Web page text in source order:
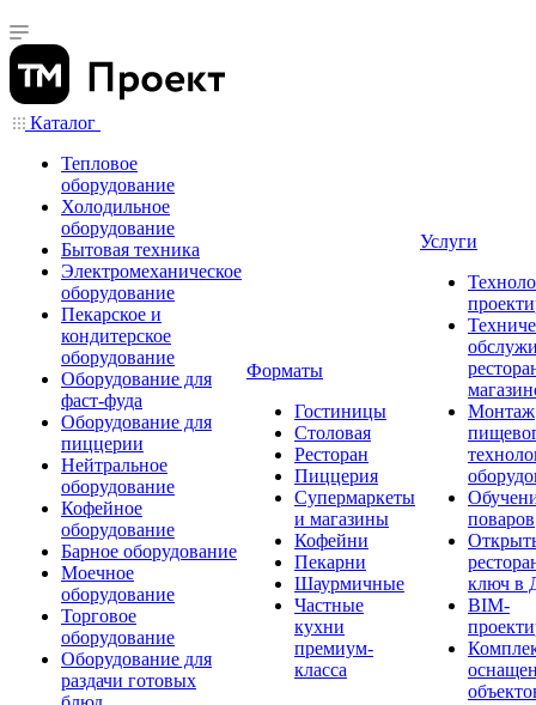
Каталог
Тепловое
оборудование
Холодильное
оборудование
Бытовая техника
Электромеханическое
оборудование
Пекарское и
кондитерское
оборудование
Оборудование для
фаст-фуда
Оборудование для
пиццерии
Нейтральное
оборудование
Кофейное
оборудование
Барное оборудование
Моечное
оборудование
Торговое
оборудование
Оборудование для
раздачи готовых
Форматы
Гостиницы
Столовая
Ресторан
Пиццерия
Супермаркеты
и магазины
Кофейни
Пекарни
Шаурмичные
Частные
кухни
премиум-
класса
Услуги
Монтаж
поваров
ключ в
BIM-